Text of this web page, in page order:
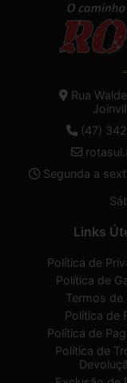
Rua
(47)
Segunda a
Links
Política de
Política de
Termos de
Política de
Política de
Política de